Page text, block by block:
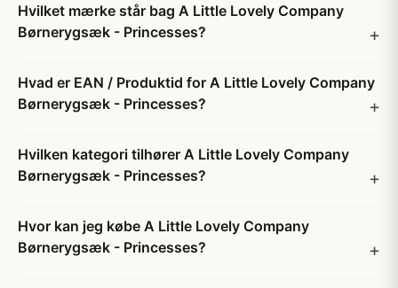
Hvilket mærke står bag A Little Lovely Company
Børnerygsæk - Princesses?
Hvad er EAN / Produktid for A Little Lovely Company
Børnerygsæk - Princesses?
Hvilken kategori tilhører A Little Lovely Company
Børnerygsæk - Princesses?
Hvor kan jeg købe A Little Lovely Company
Børnerygsæk - Princesses?